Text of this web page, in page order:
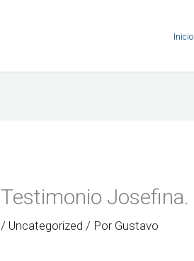
Inicio
Testimonio Josefina.
/ Uncategorized / Por Gustavo